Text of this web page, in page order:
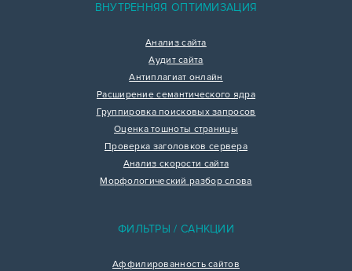
ВНУТРЕННЯЯ ОПТИМИЗАЦИЯ
Анализ сайта
Аудит сайта
Антиплагиат онлайн
Расширение семантического ядра
Группировка поисковых запросов
Оценка тошноты страницы
Проверка заголовков сервера
Анализ скорости сайта
Морфологический разбор слова
ФИЛЬТРЫ / САНКЦИИ
Аффилированность сайтов